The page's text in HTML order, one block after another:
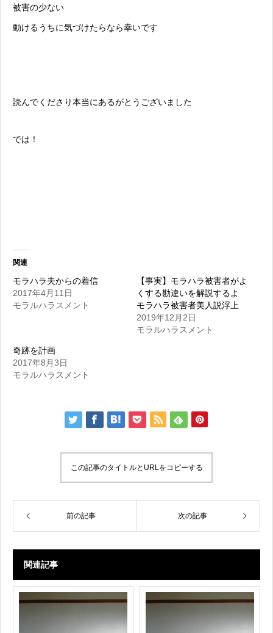
被害の少ない
動けるうちに気づけたらなら幸いです
読んでくださり本当にあるがとうございました
では！
関連
モラハラ夫からの着信
2017年4月11日
モラルハラスメント
【事実】モラハラ被害者がよ
くする勘違いを解説するよ
モラハラ被害者美人説浮上
2019年12月2日
モラルハラスメント
奇跡を計画
2017年8月3日
モラルハラスメント
この記事のタイトルとURLをコピーする
前の記事 次の記事
関連記事